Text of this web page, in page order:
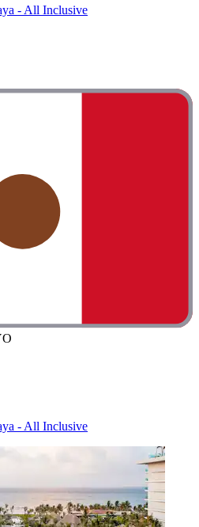
- All Inclusive
- All Inclusive